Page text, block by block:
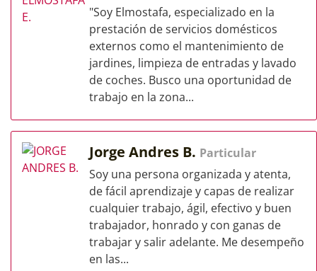
"Soy Elmostafa, especializado en la
prestación de servicios domésticos
externos como el mantenimiento de
jardines, limpieza de entradas y lavado
de coches. Busco una oportunidad de
trabajo en la zona...
Jorge Andres B. Particular
Soy una persona organizada y atenta,
de fácil aprendizaje y capas de realizar
cualquier trabajo, ágil, efectivo y buen
trabajador, honrado y con ganas de
trabajar y salir adelante. Me desempeño
en las...